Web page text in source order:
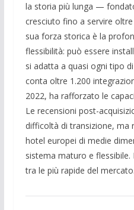
la storia più lunga —
cresciuto fino a servire
sua forza storica è la
flessibilità: può essere
si adatta a quasi ogni tipo
conta oltre 1.200
2022, ha rafforzato le
Le recensioni post-
difficoltà di transizione, ma
hotel europei di medie
sistema maturo e flessibile.
tra le più rapide del mercato.